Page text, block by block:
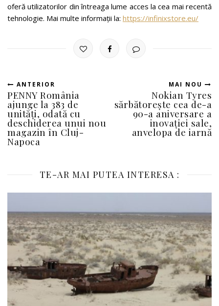
oferă utilizatorilor din întreaga lume acces la cea mai recentă
tehnologie. Mai multe informații la: https://infinixstore.eu/
ANTERIOR
PENNY România
ajunge la 383 de
unități, odată cu
deschiderea unui nou
magazin în Cluj-
Napoca
MAI NOU
Nokian Tyres
sărbătorește cea de-a
90-a aniversare a
inovației sale,
anvelopa de iarnă
TE-AR MAI PUTEA INTERESA :